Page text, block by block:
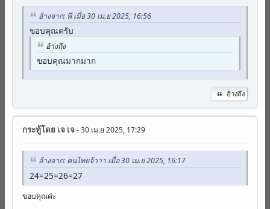
อ้างจาก: พี เมื่อ 30 เม.ย 2025, 16:56
ขอบคุณครับ
อ้างถึง
ขอบคุณมากมาก
อ้างถึง
กระทู้โดย เจ เจ- 30 เม.ย 2025, 17:29
อ้างจาก: คนไทยจ้าาา เมื่อ 30 เม.ย 2025, 16:17
24=25=26=27
ขอบคุณค่ะ